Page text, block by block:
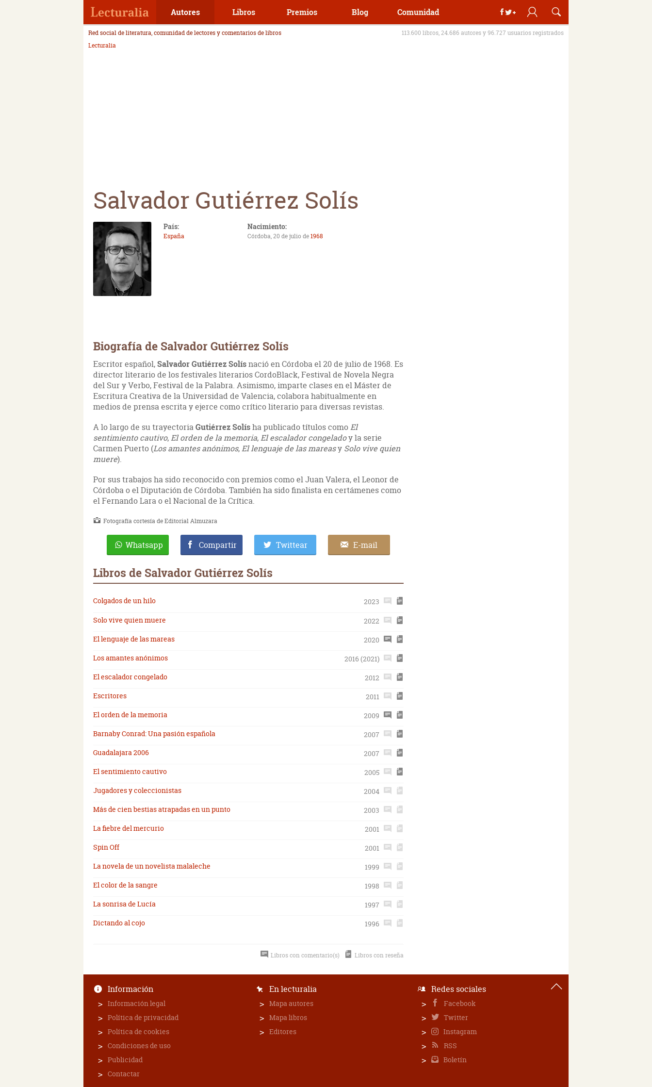
Autores Libros Premios Blog Comunidad
Red social de literatura, comunidad de lectores y comentarios de libros
113.600 libros, 24.686 autores y 96.727 usuarios registrados
Lecturalia
Salvador Gutiérrez Solís
País:
España
Nacimiento:
Córdoba, 20 de julio de1968
Biografía de Salvador Gutiérrez Solís
Escritor español,Salvador Gutiérrez Solísnació en Córdoba el 20 de julio de 1968. Es
director literario de los festivales literarios CordoBlack, Festival de Novela Negra
del Sur y Verbo, Festival de la Palabra. Asimismo, imparte clases en el Máster de
Escritura Creativa de la Universidad de Valencia, colabora habitualmente en
medios de prensa escrita y ejerce como crítico literario para diversas revistas.
A lo largo de su trayectoriaGutiérrez Solísha publicado títulos comoEl
sentimiento cautivo,El orden de la memoria,El escalador congeladoy la serie
Carmen Puerto (Los amantes anónimos,El lenguaje de las mareasy Solo vive quien
muere).
Por sus trabajos ha sido reconocido con premios como el Juan Valera, el Leonor de
Córdoba o el Diputación de Córdoba. También ha sido finalista en certámenes como
el Fernando Lara o el Nacional de la Crítica.
Fotografía cortesía de Editorial Almuzara
Whatsapp Compartir Twittear E-mail
Libros de Salvador Gutiérrez Solís
Colgados de un hilo
2023
Solo vive quien muere
2022
El lenguaje de las mareas
2020
Los amantes anónimos
2016 (2021)
El escalador congelado
2012
Escritores
2011
El orden de la memoria
2009
Barnaby Conrad: Una pasión española
2007
Guadalajara 2006
2007
El sentimiento cautivo
2005
Jugadores y coleccionistas
2004
Más de cien bestias atrapadas en un punto
2003
La fiebre del mercurio
2001
Spin Off
2001
La novela de un novelista malaleche
1999
El color de la sangre
1998
La sonrisa de Lucía
1997
Dictando al cojo
1996
Libros con comentario(s) Libros con reseña
Información
Información legal
Política de privacidad
Política de cookies
Condiciones de uso
Publicidad
Contactar
En lecturalia
Mapa autores
Mapa libros
Editores
Redes sociales
Facebook
Twitter
Instagram
RSS
Boletín